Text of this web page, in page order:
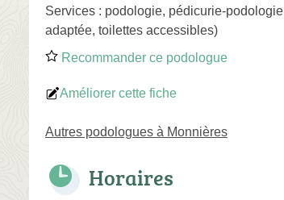
Services : podologie, pédicurie-podologie
adaptée, toilettes accessibles)
Recommander ce podologue
Améliorer cette fiche
Autres podologues à Monnières
Horaires